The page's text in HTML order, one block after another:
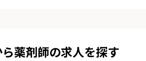
薬剤師の求人を探す